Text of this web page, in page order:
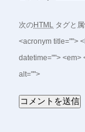
次のHTML タグと
<acronym title="">
datetime=""> <em>
alt="">